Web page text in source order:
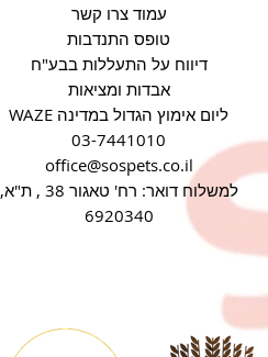
עמוד צרו קשר
טופס התנדבות
דיווח על התעללות בבע"ח
אבדות ומציאות
WAZE ליום אימוץ הגדול במדינה
03-7441010
office@sospets.co.il
למשלוח דואר: רח' טאגור 38 , ת"א,
6920340